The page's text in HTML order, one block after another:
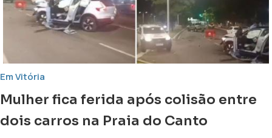
Em Vitória
Mulher fica ferida após colisão entre
dois carros na Praia do Canto